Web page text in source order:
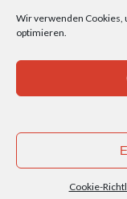
Wir verwenden Cookies,
optimieren.
Cookie-